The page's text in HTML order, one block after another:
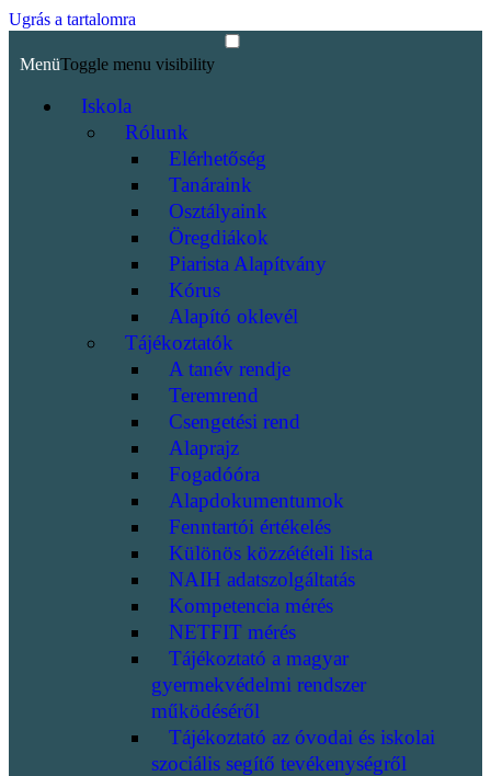
Ugrás a tartalomra
MenüToggle menu visibility
Iskola
Rólunk
Elérhetőség
Tanáraink
Osztályaink
Öregdiákok
Piarista Alapítvány
Kórus
Alapító oklevél
Tájékoztatók
A tanév rendje
Teremrend
Csengetési rend
Alaprajz
Fogadóóra
Alapdokumentumok
Fenntartói értékelés
Különös közzétételi lista
NAIH adatszolgáltatás
Kompetencia mérés
NETFIT mérés
Tájékoztató a magyar
gyermekvédelmi rendszer
működéséről
Tájékoztató az óvodai és iskolai
szociális segítő tevékenységről